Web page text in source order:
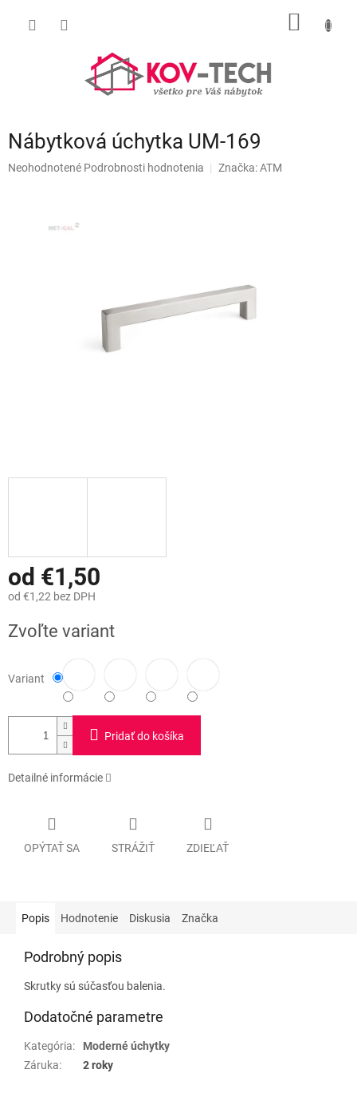
Nábytková úchytka UM-169
Priemerné
Neohodnotené Podrobnosti hodnotenia Značka:ATM
od €1,50
od €1,22 bez DPH
cena:
Zvoľte variant
Variant
Pridať do košíka
Detailné informácie
OPÝTAŤ SA STRÁŽIŤ ZDIEĽAŤ
Popis Hodnotenie Diskusia Značka
Podrobný popis
Skrutky sú súčasťou balenia.
Dodatočné parametre
Kategória:
Moderné úchytky
Záruka: 2 roky